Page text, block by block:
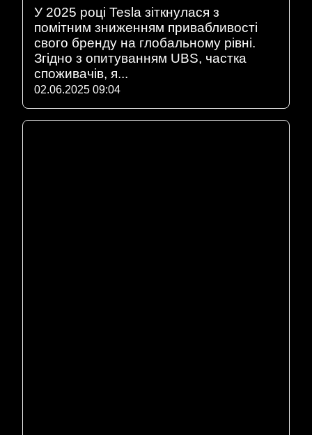
У 2025 році Tesla зіткнулася з
помітним зниженням привабливості
свого бренду на глобальному рівні.
Згідно з опитуванням UBS, частка
споживачів, я...
02.06.2025 09:04